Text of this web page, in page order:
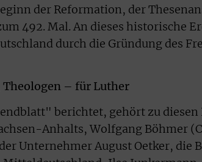
der Reformation, der
492. Mal. An dieses historische
durch die Gründung des
– für Luther
berichtet, gehört zu
Anhalts, Wolfgang Böhmer
der Unternehmer August Oetker, die